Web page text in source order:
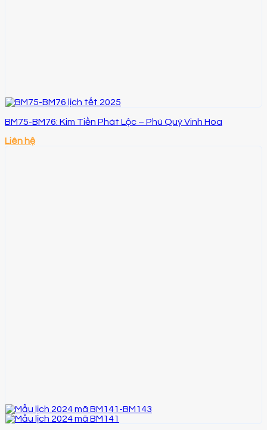
BM75-BM76: Kim Tiền Phát Lộc – Phú Quý Vinh Hoa
Liên hệ